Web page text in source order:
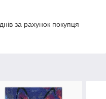
за рахунок покупця